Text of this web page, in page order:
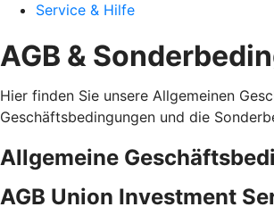
Service & Hilfe
AGB &
Hier finden Sie unsere Allgemeinen
Geschäftsbedingungen und die
Allgemeine
AGB Union Investment